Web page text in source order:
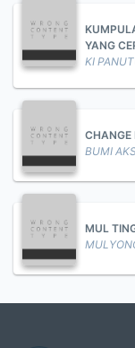
YANG
KI
CHANGE
BUMI
MUL